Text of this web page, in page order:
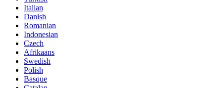
Italian
Danish
Romanian
Indonesian
Czech
Afrikaans
Swedish
Polish
Basque